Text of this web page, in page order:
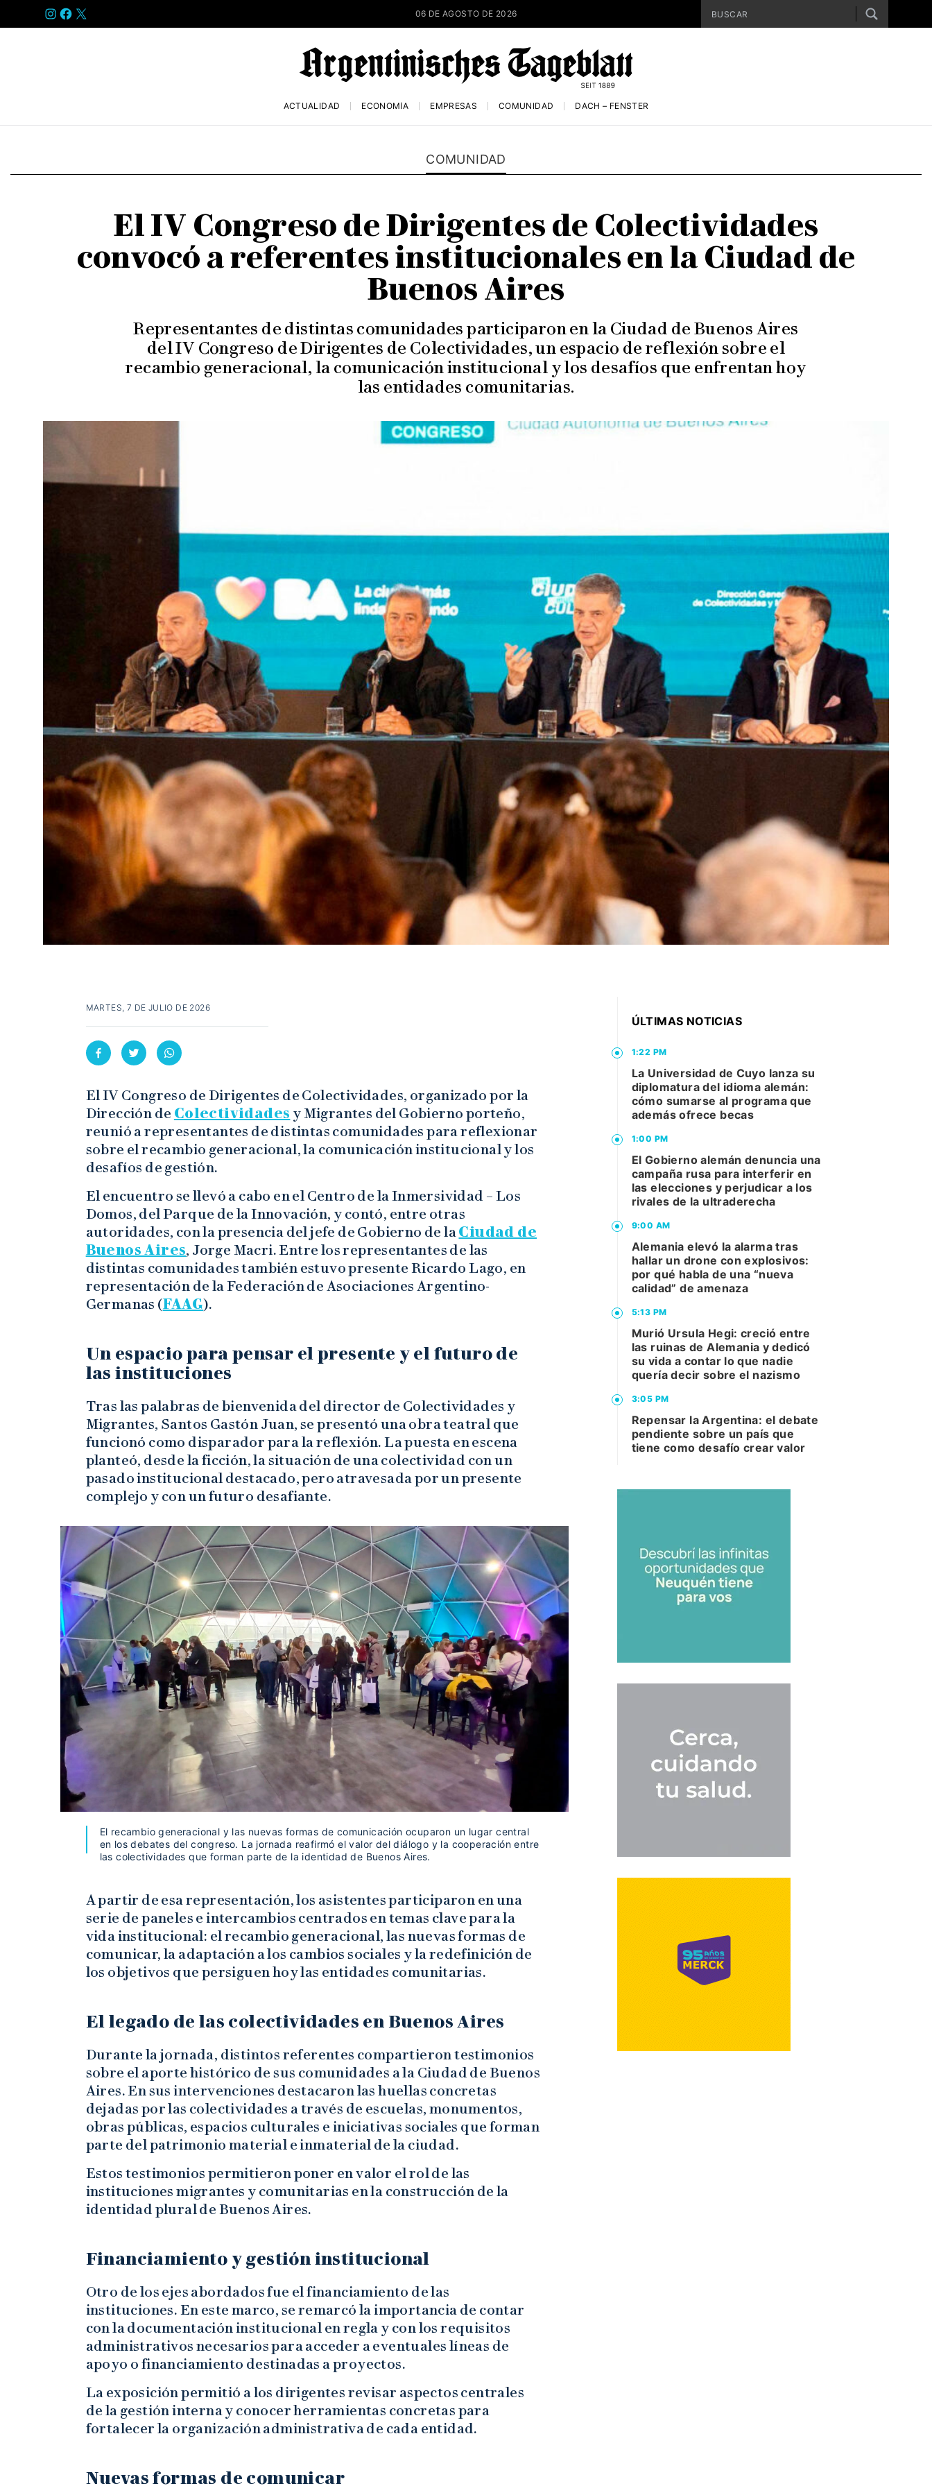
INSTAGRAM
FACEBOOK
X 06 DE AGOSTO DE 2026
ACTUALIDAD ECONOMÍA EMPRESAS COMUNIDAD DACH – FENSTER
COMUNIDAD
El IV Congreso de Dirigentes de Colectividades
convocó a referentes institucionales en la Ciudad de
Buenos Aires
Representantes de distintas comunidades participaron en la Ciudad de Buenos Aires
del IV Congreso de Dirigentes de Colectividades, un espacio de reflexión sobre el
recambio generacional, la comunicación institucional y los desafíos que enfrentan hoy
las entidades comunitarias.
MARTES, 7 DE JULIO DE 2026
El IV Congreso de Dirigentes de Colectividades, organizado por la
Dirección de Colectividades y Migrantes del Gobierno porteño,
reunió a representantes de distintas comunidades para reflexionar
sobre el recambio generacional, la comunicación institucional y los
desafíos de gestión.
El encuentro se llevó a cabo en el Centro de la Inmersividad – Los
Domos, del Parque de la Innovación, y contó, entre otras
autoridades, con la presencia del jefe de Gobierno de laCiudad de
Buenos Aires, Jorge Macri. Entre los representantes de las
distintas comunidades también estuvo presente Ricardo Lago, en
representación de la Federación de Asociaciones Argentino-
Germanas (FAAG).
Un espacio para pensar el presente y el futuro de
las instituciones
Tras las palabras de bienvenida del director de Colectividades y
Migrantes, Santos Gastón Juan, se presentó una obra teatral que
funcionó como disparador para la reflexión. La puesta en escena
planteó, desde la ficción, la situación de una colectividad con un
pasado institucional destacado, pero atravesada por un presente
complejo y con un futuro desafiante.
El recambio generacional y las nuevas formas de comunicación ocuparon un lugar central
en los debates del congreso. La jornada reafirmó el valor del diálogo y la cooperación entre
las colectividades que forman parte de la identidad de Buenos Aires.
A partir de esa representación, los asistentes participaron en una
serie de paneles e intercambios centrados en temas clave para la
vida institucional: el recambio generacional, las nuevas formas de
comunicar, la adaptación a los cambios sociales y la redefinición de
los objetivos que persiguen hoy las entidades comunitarias.
El legado de las colectividades en Buenos Aires
Durante la jornada, distintos referentes compartieron testimonios
sobre el aporte histórico de sus comunidades a la Ciudad de Buenos
Aires. En sus intervenciones destacaron las huellas concretas
dejadas por las colectividades a través de escuelas, monumentos,
obras públicas, espacios culturales e iniciativas sociales que forman
parte del patrimonio material e inmaterial de la ciudad.
Estos testimonios permitieron poner en valor el rol de las
instituciones migrantes y comunitarias en la construcción de la
identidad plural de Buenos Aires.
Financiamiento y gestión institucional
Otro de los ejes abordados fue el financiamiento de las
instituciones. En este marco, se remarcó la importancia de contar
con la documentación institucional en regla y con los requisitos
administrativos necesarios para acceder a eventuales líneas de
apoyo o financiamiento destinadas a proyectos.
La exposición permitió a los dirigentes revisar aspectos centrales
de la gestión interna y conocer herramientas concretas para
fortalecer la organización administrativa de cada entidad.
Nuevas formas de comunicar
ÚLTIMAS NOTICIAS
1:22 PM
La Universidad de Cuyo lanza su
diplomatura del idioma alemán:
cómo sumarse al programa que
además ofrece becas
1:00 PM
El Gobierno alemán denuncia una
campaña rusa para interferir en
las elecciones y perjudicar a los
rivales de la ultraderecha
9:00 AM
Alemania elevó la alarma tras
hallar un drone con explosivos:
por qué habla de una “nueva
calidad” de amenaza
5:13 PM
Murió Ursula Hegi: creció entre
las ruinas de Alemania y dedicó
su vida a contar lo que nadie
quería decir sobre el nazismo
3:05 PM
Repensar la Argentina: el debate
pendiente sobre un país que
tiene como desafío crear valor